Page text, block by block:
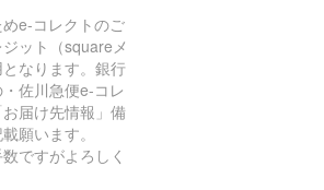
e-コレクトのご
ット（squareメ
なります。銀行
佐川急便e-コレ
届け先情報」備
願います。
ですがよろしく